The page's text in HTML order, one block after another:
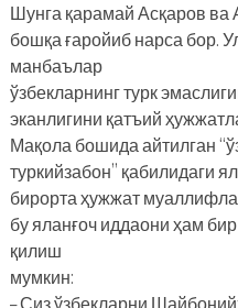
Шунга қарамай Асқаров
бошқа ғаройиб нарса бор.
манбаълар
ўзбекларнинг турк
эканлигини қатъий
Мақола бошида айтилган
туркийзабон” қабилидаги
бирорта ҳужжат
бу яланғоч иддаони ҳам
қилиш
мумкин:
– Сиз ўзбекларни